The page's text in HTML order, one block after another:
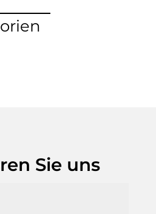
Sie uns